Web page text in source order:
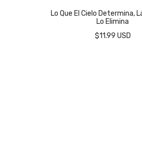
Lo Que El Cielo Determina,
Lo Elimina
$11.99 USD